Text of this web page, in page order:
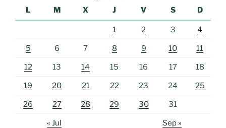
L
M X J V S D
1 2 3 4
5 6 7 8 9 10 11
12 13 14 15 16 17 18
19 20 21 22 23 24 25
26 27 28 29 30 31
« Jul Sep »